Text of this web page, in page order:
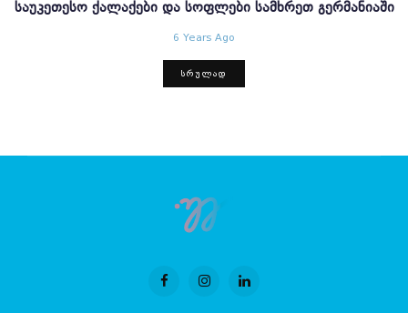
ᲡᲐᲣᲙᲔᲗᲔᲡᲝ ᲥᲐᲚᲐᲥᲔᲑᲘ ᲓᲐ ᲡᲝᲤᲚᲔᲑᲘ ᲡᲐᲛᲮᲠᲔᲗ ᲒᲔᲠᲛᲐᲜᲘᲐᲨᲘ
6 Years Ago
ᲡᲠᲣᲚᲐᲓ